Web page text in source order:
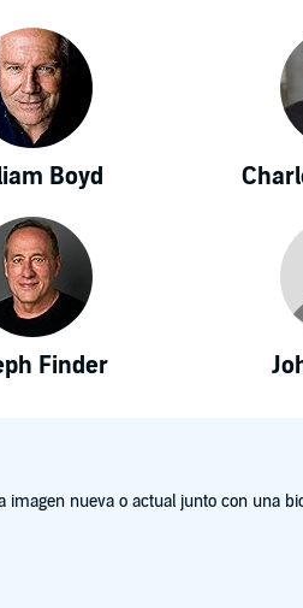
Boyd
Finder
nueva o actual junto con una